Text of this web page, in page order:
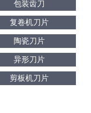
包装齿刀
复卷机刀片
陶瓷刀片
异形刀片
剪板机刀片